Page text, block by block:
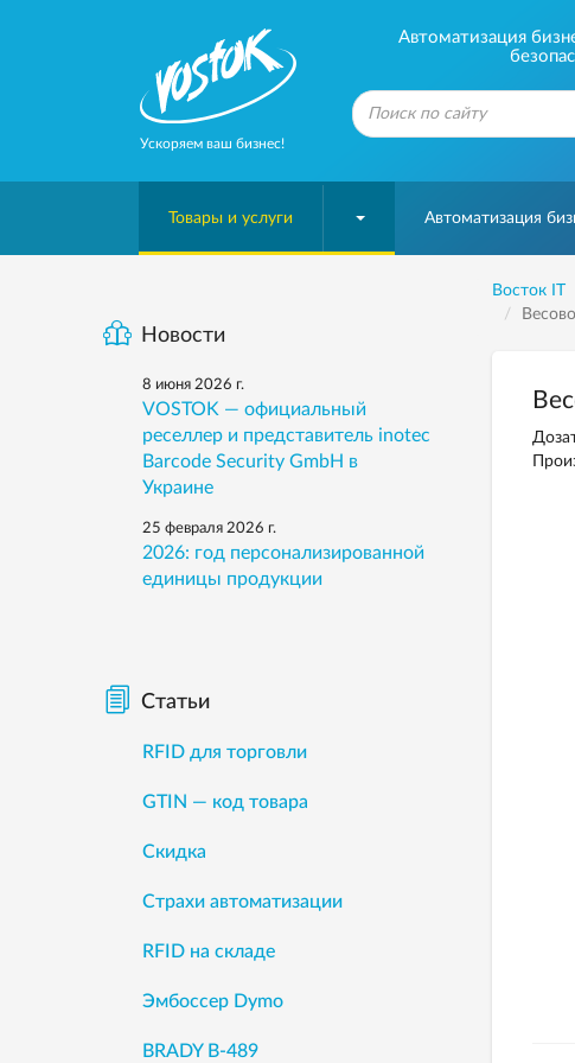
Ускоряем ваш бизнес!
Автоматизация
Товары и услуги Автоматизация
Восток IT
Новости
8 июня 2026 г.
VOSTOK — официальный
реселлер и представитель inotec
Barcode Security GmbH в
Украине
25 февраля 2026 г.
2026: год персонализированной
единицы продукции
Статьи
RFID для торговли
GTIN — код товара
Скидка
Страхи автоматизации
RFID на складе
Эмбоссер Dymo
BRADY B-489